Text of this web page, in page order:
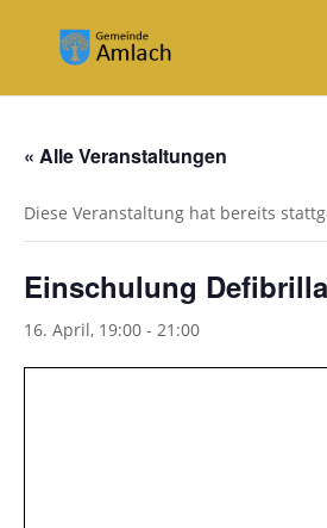
« Alle Veranstaltungen
Diese Veranstaltung hat bereits
Einschulung
16. April, 19:00 - 21:00